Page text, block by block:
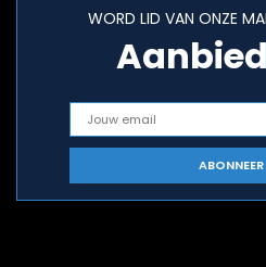
WORD LID VAN ONZE